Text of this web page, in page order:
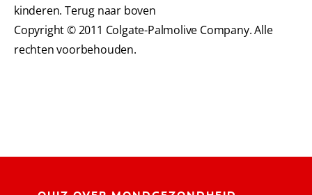
kinderen. Terug naar boven
Copyright © 2011 Colgate-Palmolive Company. Alle
rechten voorbehouden.